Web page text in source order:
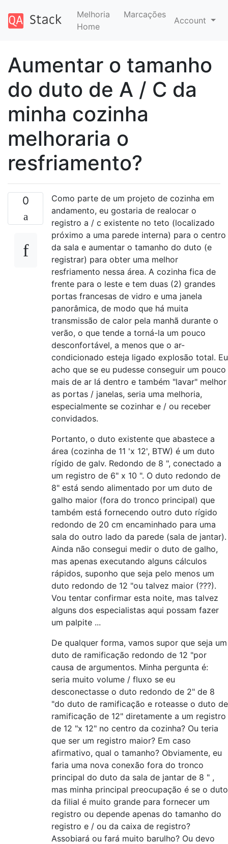
Melhoria
Home
Marcações
Account
Aumentar o tamanho
do duto de A / C da
minha cozinha
melhoraria o
resfriamento?
0
Como parte de um projeto de cozinha em
andamento, eu gostaria de realocar o
registro a / c existente no teto (localizado
próximo a uma parede interna) para o centro
da sala e aumentar o tamanho do duto (e
registrar) para obter uma melhor
resfriamento nessa área. A cozinha fica de
frente para o leste e tem duas (2) grandes
portas francesas de vidro e uma janela
panorâmica, de modo que há muita
transmissão de calor pela manhã durante o
verão, o que tende a torná-la um pouco
desconfortável, a menos que o ar-
condicionado esteja ligado explosão total. Eu
acho que se eu pudesse conseguir um pouco
mais de ar lá dentro e também "lavar" melhor
as portas / janelas, seria uma melhoria,
especialmente se cozinhar e / ou receber
convidados.
Portanto, o duto existente que abastece a
área (cozinha de 11 'x 12', BTW) é um duto
rígido de galv. Redondo de 8 ", conectado a
um registro de 6" x 10 ". O duto redondo de
8" está sendo alimentado por um duto de
galho maior (fora do tronco principal) que
também está fornecendo outro duto rígido
redondo de 20 cm encaminhado para uma
sala do outro lado da parede (sala de jantar).
Ainda não consegui medir o duto de galho,
mas apenas executando alguns cálculos
rápidos, suponho que seja pelo menos um
duto redondo de 12 "ou talvez maior (???).
Vou tentar confirmar esta noite, mas talvez
alguns dos especialistas aqui possam fazer
um palpite ...
De qualquer forma, vamos supor que seja um
duto de ramificação redondo de 12 "por
causa de argumentos. Minha pergunta é:
seria muito volume / fluxo se eu
desconectasse o duto redondo de 2" de 8
"do duto de ramificação e roteasse o duto de
ramificação de 12" diretamente a um registro
de 12 "x 12" no centro da cozinha? Ou teria
que ser um registro maior? Em caso
afirmativo, qual o tamanho? Obviamente, eu
faria uma nova conexão fora do tronco
principal do duto da sala de jantar de 8 " ,
mas minha principal preocupação é se o duto
da filial é muito grande para fornecer um
registro ou depende apenas do tamanho do
registro e / ou da caixa de registro?
Assobiará ou fará muito barulho? Ou devo